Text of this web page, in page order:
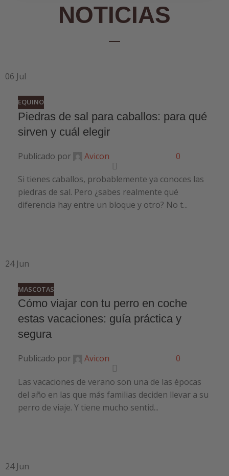
NOTICIAS
06 Jul
EQUINO
Piedras de sal para caballos: para qué
sirven y cuál elegir
Publicado por Avicon 0
Si tienes caballos, probablemente ya conoces las
piedras de sal. Pero ¿sabes realmente qué
diferencia hay entre un bloque y otro? No t...
24 Jun
MASCOTAS
Cómo viajar con tu perro en coche
estas vacaciones: guía práctica y
segura
Publicado por Avicon 0
Las vacaciones de verano son una de las épocas
del año en las que más familias deciden llevar a su
perro de viaje. Y tiene mucho sentid...
24 Jun